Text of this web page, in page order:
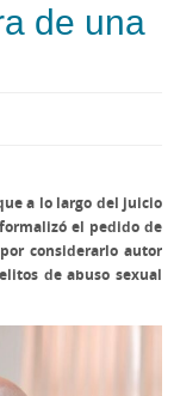
de una
a lo largo del juicio
el pedido de
considerarlo autor
de abuso sexual